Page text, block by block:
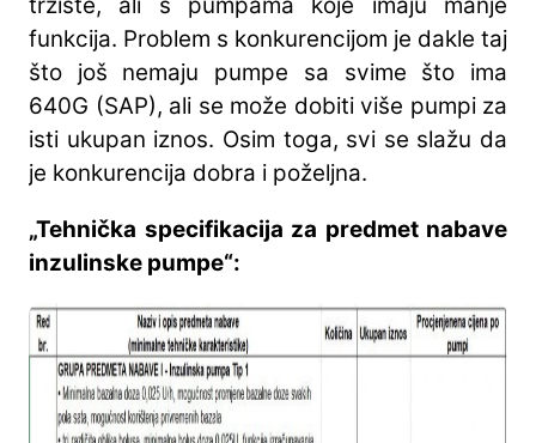
tržište, ali s pumpama koje imaju manje
funkcija. Problem s konkurencijom je dakle taj
što još nemaju pumpe sa svime što ima
640G (SAP), ali se može dobiti više pumpi za
isti ukupan iznos. Osim toga, svi se slažu da
je konkurencija dobra i poželjna.
„Tehnička specifikacija za predmet nabave
inzulinske pumpe“: